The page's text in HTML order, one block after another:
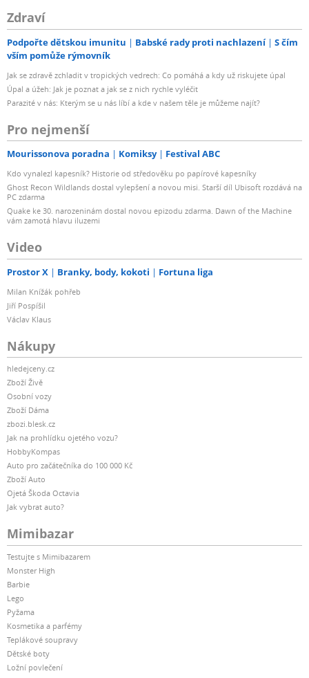
Zdraví
Podpořte dětskou imunitu Babské rady proti nachlazení
S čím
vším pomůže rýmovník
Jak se zdravě zchladit v tropických vedrech: Co pomáhá a kdy už riskujete úpal
Úpal a úžeh: Jak je poznat a jak se z nich rychle vyléčit
Parazité v nás: Kterým se u nás líbí a kde v našem těle je můžeme najít?
Pro nejmenší
Mourissonova poradna Komiksy Festival ABC
Kdo vynalezl kapesník? Historie od středověku po papírové kapesníky
Ghost Recon Wildlands dostal vylepšení a novou misi. Starší díl Ubisoft rozdává na
PC zdarma
Quake ke 30. narozeninám dostal novou epizodu zdarma. Dawn of the Machine
vám zamotá hlavu iluzemi
Video
Prostor X Branky, body, kokoti Fortuna liga
Milan Knížák pohřeb
Jiří Pospíšil
Václav Klaus
Nákupy
hledejceny.cz
Zboží Živě
Osobní vozy
Zboží Dáma
zbozi.blesk.cz
Jak na prohlídku ojetého vozu?
HobbyKompas
Auto pro začátečníka do 100 000 Kč
Zboží Auto
Ojetá Škoda Octavia
Jak vybrat auto?
Mimibazar
Testujte s Mimibazarem
Monster High
Barbie
Lego
Pyžama
Kosmetika a parfémy
Teplákové soupravy
Dětské boty
Ložní povlečení